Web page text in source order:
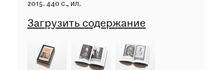
2015. 440 с., ил.
Загрузить содержание